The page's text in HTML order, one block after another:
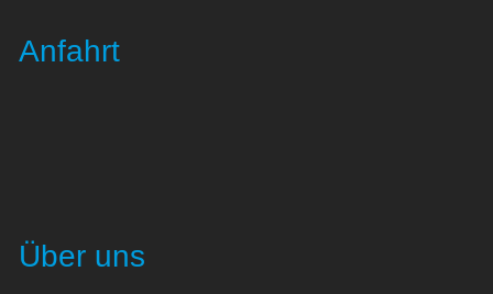
Anfahrt
Über uns